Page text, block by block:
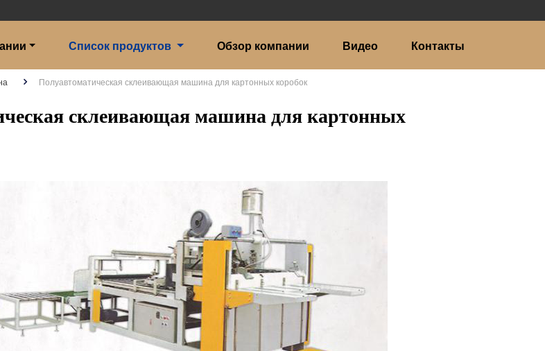
Список продуктов Обзор компании Видео Контакты
Полуавтоматическая склеивающая машина для картонных коробок
склеивающая машина для картонных